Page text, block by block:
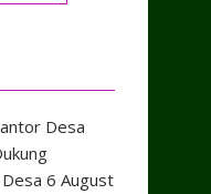
Desa
6 August